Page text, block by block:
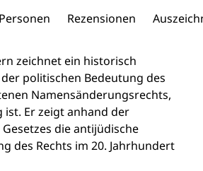
Personen Rezensionen
zeichnet ein historisch
politischen Bedeutung des
Namensänderungsrechts,
Er zeigt anhand der
die antijüdische
des Rechts im 20. Jahrhundert